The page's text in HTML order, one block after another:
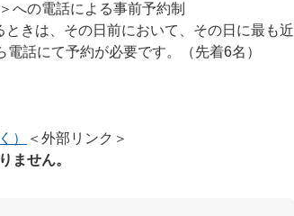
への電話による事前予約制
きは、その日前において、その日に最も近
話にて予約が必要です。（先着6名）
）
＜外部リンク＞
ません。